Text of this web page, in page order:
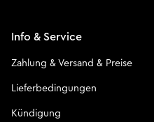
Info & Service
Zahlung & Versand & Preise
Lieferbedingungen
Kündigung